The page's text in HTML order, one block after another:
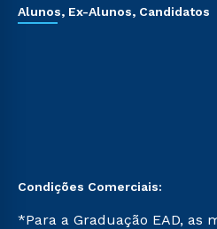
Alunos, Ex-Alunos, Candidatos
Condições Comerciais:
*Para a Graduação EAD, as